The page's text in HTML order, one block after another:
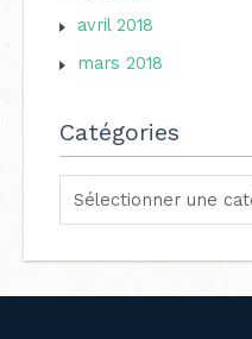
avril 2018
mars 2018
Catégories